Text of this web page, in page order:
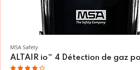
MSA Safety
ALTAIR io™ 4 Détection de gaz